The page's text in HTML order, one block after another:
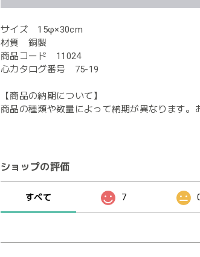
サイズ 15φ×30cm
材質 銅製
商品コード 11024
心カタログ番号 75-19
【商品の納期について】
商品の種類や数量によって納期が異なります
ショップの評価
すべて 7